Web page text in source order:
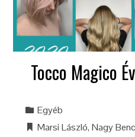
Tocco Magico
Egyéb
Marsi László,Nagy